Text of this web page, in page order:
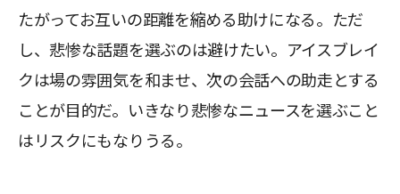
たがってお互いの距離を縮める助けになる。ただ
し、悲惨な話題を選ぶのは避けたい。アイスブレイ
クは場の雰囲気を和ませ、次の会話への助走とする
ことが目的だ。いきなり悲惨なニュースを選ぶこと
はリスクにもなりうる。